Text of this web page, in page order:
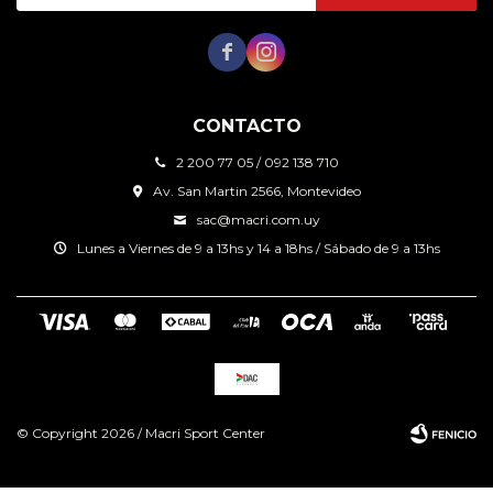
CONTACTO
2 200 77 05 / 092 138 710
Av. San Martin 2566, Montevideo
sac@macri.com.uy
Lunes a Viernes de 9 a 13hs y 14 a 18hs / Sábado de 9 a 13hs
 
© Copyright 2026 / Macri Sport Center